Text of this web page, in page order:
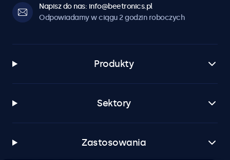
Napisz do nas: info@beetronics.pl
Odpowiadamy w ciągu 2 godzin roboczych
Produkty
Sektory
Zastosowania